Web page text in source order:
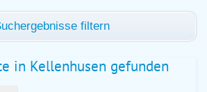
filtern
in Kellenhusen gefunden